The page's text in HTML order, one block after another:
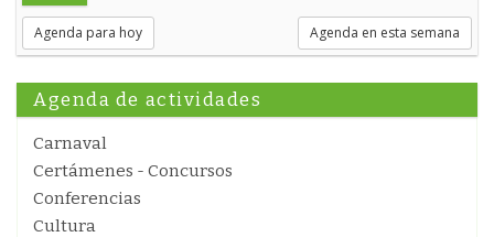
Agenda para hoy Agenda en esta semana
Agenda de actividades
Carnaval
Certámenes - Concursos
Conferencias
Cultura